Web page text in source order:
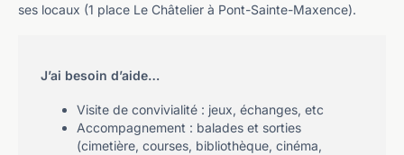
ses locaux (1 place Le Châtelier à Pont-Sainte-Maxence).
J’ai besoin d’aide…
Visite de convivialité : jeux, échanges, etc
Accompagnement : balades et sorties
(cimetière, courses, bibliothèque, cinéma,